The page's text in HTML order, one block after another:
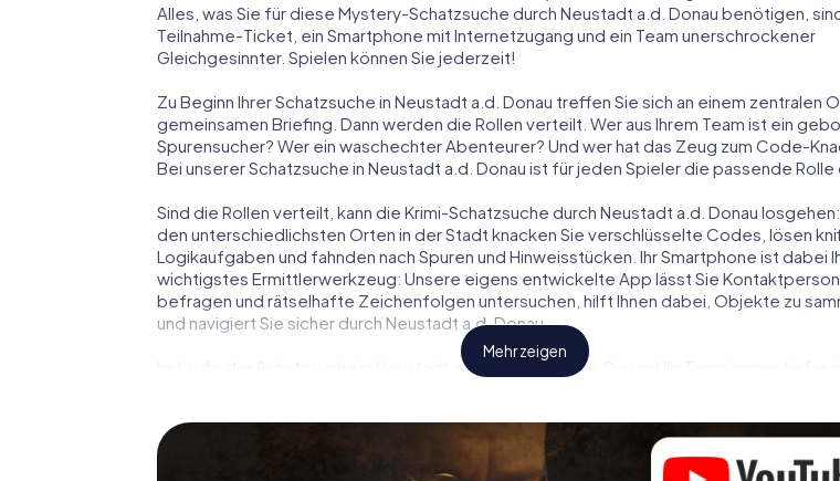
Alles, was Sie für diese Mystery-Schatzsuche durch Neustadt a.d. Donau benötigen,
Teilnahme-Ticket, ein Smartphone mit Internetzugang und ein Team unerschrockener
Gleichgesinnter. Spielen können Sie jederzeit!
Zu Beginn Ihrer Schatzsuche in Neustadt a.d. Donau treffen Sie sich an einem zentralen
gemeinsamen Briefing. Dann werden die Rollen verteilt. Wer aus Ihrem Team ist ein
Spurensucher? Wer ein waschechter Abenteurer? Und wer hat das Zeug zum Code-
Bei unserer Schatzsuche in Neustadt a.d. Donau ist für jeden Spieler die passende Rolle
Sind die Rollen verteilt, kann die Krimi-Schatzsuche durch Neustadt a.d. Donau
den unterschiedlichsten Orten in der Stadt knacken Sie verschlüsselte Codes, lösen
Logikaufgaben und fahnden nach Spuren und Hinweisstücken. Ihr Smartphone ist dabei
wichtigstes Ermittlerwerkzeug: Unsere eigens entwickelte App lässt Sie
befragen und rätselhafte Zeichenfolgen untersuchen, hilft Ihnen dabei, Objekte zu
und navigiert Sie sicher durch Neustadt a.d. Donau.
Im Laufe der Schatzsuche in Neustadt a.d. Donau tauchen Sie und Ihr Team immer tiefer in
Mehr zeigen